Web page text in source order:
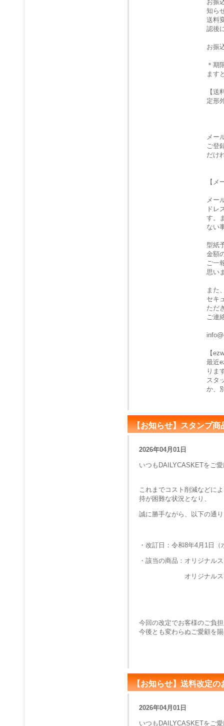
お振
知ら
送料
認後
お振
＊期
ます
【送
定形
メー
ご登
だけ
【
メー
ドレ
す。
ない
型紙
金額
ご一
思い
また
セキ
ただ
ご連
【
最近
りま
スタ
か、
【お知らせ】スタンプ商
2026年04月01日
いつもDAILYCASKETをご
これまでコスト削減などに
持が困難な状況となり、
誠に勝手ながら、以下の通
・改訂日：令和8年4月1日
・該当の商品：オリジナル
オリジナルスタ
今回の改定でお客様のご負
今後とも変わらぬご愛顧を
【お知らせ】送料改定の
2026年04月01日
いつもDAILYCASKETをご